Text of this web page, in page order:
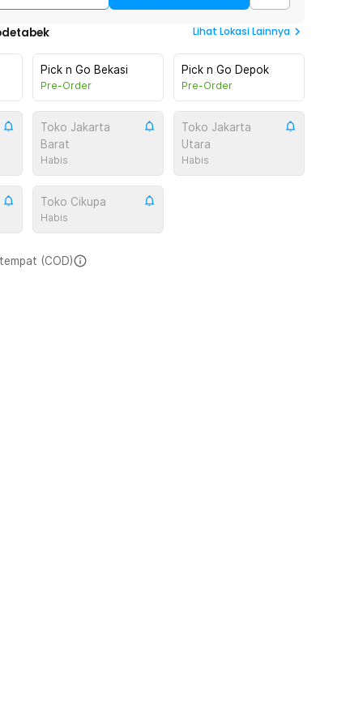
Lihat Lokasi Lainnya
Pick n Go Bekasi
Pre-Order
Pick n Go Depok
Pre-Order
Toko Jakarta
Barat
Habis
Toko Jakarta
Utara
Habis
Toko Cikupa
Habis
(COD)